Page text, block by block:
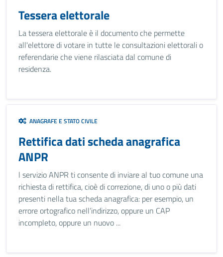
Tessera elettorale
La tessera elettorale è il documento che permette
all'elettore di votare in tutte le consultazioni elettorali o
referendarie che viene rilasciata dal comune di
residenza.
ANAGRAFE E STATO CIVILE
Rettifica dati scheda anagrafica
ANPR
l servizio ANPR ti consente di inviare al tuo comune una
richiesta di rettifica, cioè di correzione, di uno o più dati
presenti nella tua scheda anagrafica: per esempio, un
errore ortografico nell’indirizzo, oppure un CAP
incompleto, oppure un nuovo ...